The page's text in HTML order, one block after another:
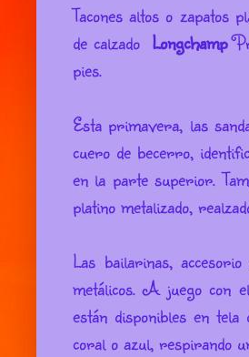
Tacones altos o zapatos
de calzado Longchamp
pies.
Esta primavera, las
cuero de becerro,
en la parte superior.
platino metalizado,
Las bailarinas,
metálicos. A juego con
están disponibles en
coral o azul, respirando